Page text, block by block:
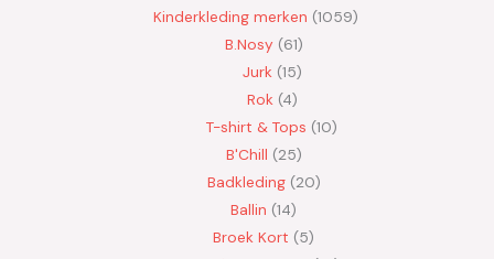
Kinderkleding merken 1059
B.Nosy 61
Jurk 15
Rok 4
T-shirt & Tops 10
B'Chill 25
Badkleding 20
Ballin 14
Broek Kort 5